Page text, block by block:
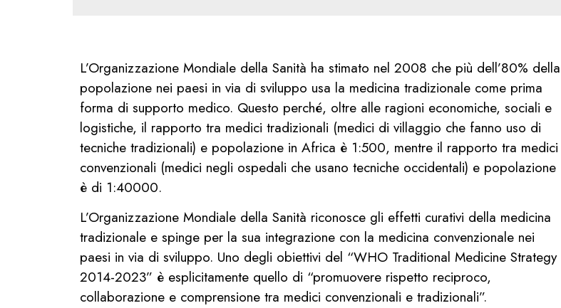
L’Organizzazione Mondiale della Sanità ha stimato nel 2008 che più dell’80% della
popolazione nei paesi in via di sviluppo usa la medicina tradizionale come prima
forma di supporto medico. Questo perché, oltre alle ragioni economiche, sociali e
logistiche, il rapporto tra medici tradizionali (medici di villaggio che fanno uso di
tecniche tradizionali) e popolazione in Africa è 1:500, mentre il rapporto tra medici
convenzionali (medici negli ospedali che usano tecniche occidentali) e popolazione
è di 1:40000.
L’Organizzazione Mondiale della Sanità riconosce gli effetti curativi della medicina
tradizionale e spinge per la sua integrazione con la medicina convenzionale nei
paesi in via di sviluppo. Uno degli obiettivi del “WHO Traditional Medicine Strategy
2014-2023” è esplicitamente quello di “promuovere rispetto reciproco,
collaborazione e comprensione tra medici convenzionali e tradizionali”.